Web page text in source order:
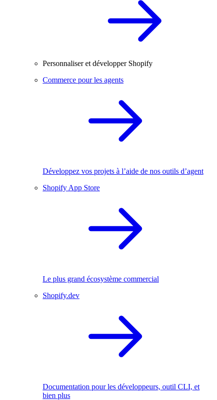
Personnaliser et développer Shopify
Commerce pour les agents
Développez vos projets à l’aide de nos outils d’agent
Shopify App Store
Le plus grand écosystème commercial
Shopify.dev
Documentation pour les développeurs, outil CLI, et
bien plus